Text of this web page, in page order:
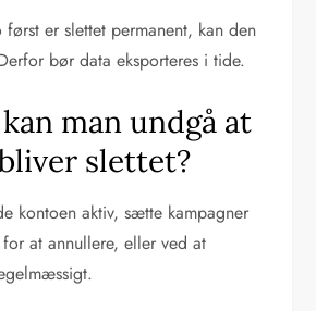
er slettet permanent, kan den
bør data eksporteres i tide.
man undgå at
slettet?
kontoen aktiv, sætte kampagner
at annullere, eller ved at